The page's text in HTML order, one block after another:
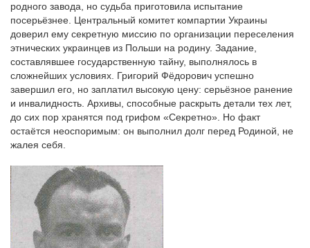
родного завода, но судьба приготовила испытание
посерьёзнее. Центральный комитет компартии Украины
доверил ему секретную миссию по организации переселения
этнических украинцев из Польши на родину. Задание,
составлявшее государственную тайну, выполнялось в
сложнейших условиях. Григорий Фёдорович успешно
завершил его, но заплатил высокую цену: серьёзное ранение
и инвалидность. Архивы, способные раскрыть детали тех лет,
до сих пор хранятся под грифом «Секретно». Но факт
остаётся неоспоримым: он выполнил долг перед Родиной, не
жалея себя.